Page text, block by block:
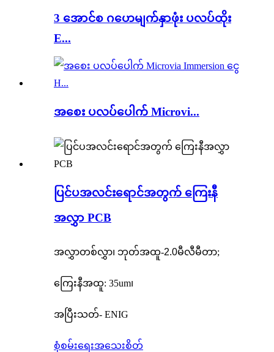
3 အောင်စ ဂဟေမျက်နှာဖုံး ပလပ်ထိုး
E...
အစေး ပလပ်ပေါက် Microvi...
ပြင်ပအလင်းရောင်အတွက် ကြေးနီ
အလွှာ PCB
အလွှာတစ်လွှာ၊ ဘုတ်အထူ-2.0မီလီမီတာ;
ကြေးနီအထူ: 35um၊
အပြီးသတ်- ENIG
စုံစမ်းရေးအသေးစိတ်